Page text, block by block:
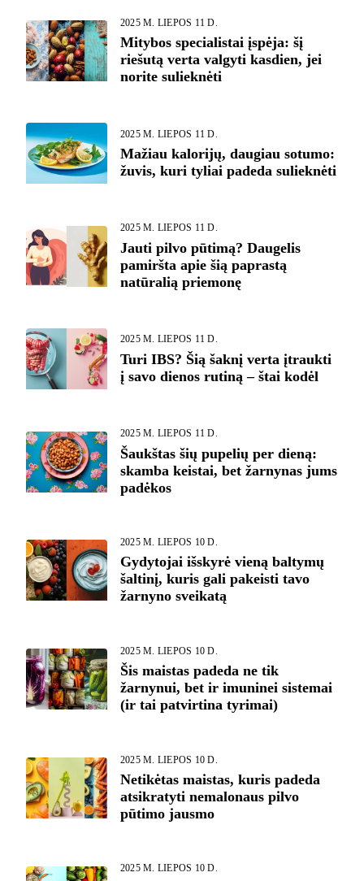
2025 M. LIEPOS 11 D.
Mitybos specialistai įspėja: šį
riešutą verta valgyti kasdien, jei
norite sulieknėti
2025 M. LIEPOS 11 D.
Mažiau kalorijų, daugiau sotumo:
žuvis, kuri tyliai padeda sulieknėti
2025 M. LIEPOS 11 D.
Jauti pilvo pūtimą? Daugelis
pamiršta apie šią paprastą
natūralią priemonę
2025 M. LIEPOS 11 D.
Turi IBS? Šią šaknį verta įtraukti
į savo dienos rutiną – štai kodėl
2025 M. LIEPOS 11 D.
Šaukštas šių pupelių per dieną:
skamba keistai, bet žarnynas jums
padėkos
2025 M. LIEPOS 10 D.
Gydytojai išskyrė vieną baltymų
šaltinį, kuris gali pakeisti tavo
žarnyno sveikatą
2025 M. LIEPOS 10 D.
Šis maistas padeda ne tik
žarnynui, bet ir imuninei sistemai
(ir tai patvirtina tyrimai)
2025 M. LIEPOS 10 D.
Netikėtas maistas, kuris padeda
atsikratyti nemalonaus pilvo
pūtimo jausmo
2025 M. LIEPOS 10 D.